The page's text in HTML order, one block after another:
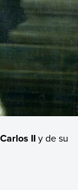
IIy de su